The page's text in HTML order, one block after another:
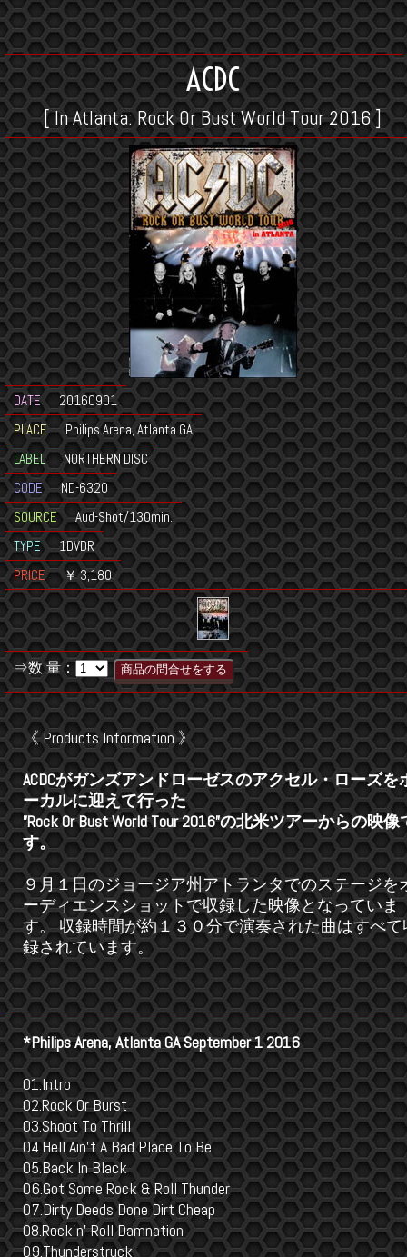
ACDC
[ In Atlanta: Rock Or Bust World Tour 2016 ]
DATE
20160901
PLACE
Philips Arena, Atlanta GA
LABEL
NORTHERN DISC
CODE
ND-6320
SOURCE
Aud-Shot/130min.
TYPE
1DVDR
PRICE
￥ 3,180
⇒数 量：
《 Products Information 》
ACDCがガンズアンドローゼスのアクセル・ローズを
ーカルに迎えて行った
”Rock Or Bust World Tour 2016”の北米ツアーからの映像
す。
９月１日のジョージア州アトランタでのステージを
ーディエンスショットで収録した映像となっていま
す。 収録時間が約１３０分で演奏された曲はすべて
録されています。
*Philips Arena, Atlanta GA September 1 2016
01.Intro
02.Rock Or Burst
03.Shoot To Thrill
04.Hell Ain't A Bad Place To Be
05.Back In Black
06.Got Some Rock & Roll Thunder
07.Dirty Deeds Done Dirt Cheap
08.Rock'n' Roll Damnation
09.Thunderstruck